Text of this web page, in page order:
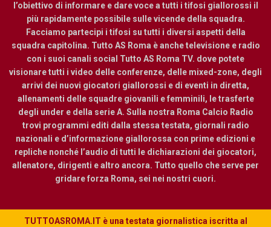
l’obiettivo di informare e dare voce a tutti i tifosi giallorossi il
più rapidamente possibile sulle vicende della squadra.
Facciamo partecipi i tifosi su tutti i diversi aspetti della
squadra capitolina. Tutto AS Roma è anche televisione e radio
con i suoi canali social Tutto AS Roma TV. dove potete
visionare tutti i video delle conferenze, delle mixed-zone, degli
arrivi dei nuovi giocatori giallorossi e di eventi in diretta,
allenamenti delle squadre giovanili e femminili, le trasferte
degli under e della serie A. Sulla nostra Roma Calcio Radio
trovi programmi editi dalla stessa testata, giornali radio
nazionali e d’informazione giallorossa con prime edizioni e
repliche nonché l’audio di tutti le dichiarazioni dei giocatori,
allenatore, dirigenti e altro ancora. Tutto quello che serve per
gridare forza Roma, sei nei nostri cuori.
TUTTOASROMA.IT è una testata giornalistica iscritta al